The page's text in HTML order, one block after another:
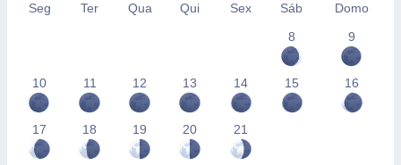
Seg Ter Qua Qui Sex Sáb
Domo
8
9
10 11 12 13 14 15 16
17 18 19 20 21